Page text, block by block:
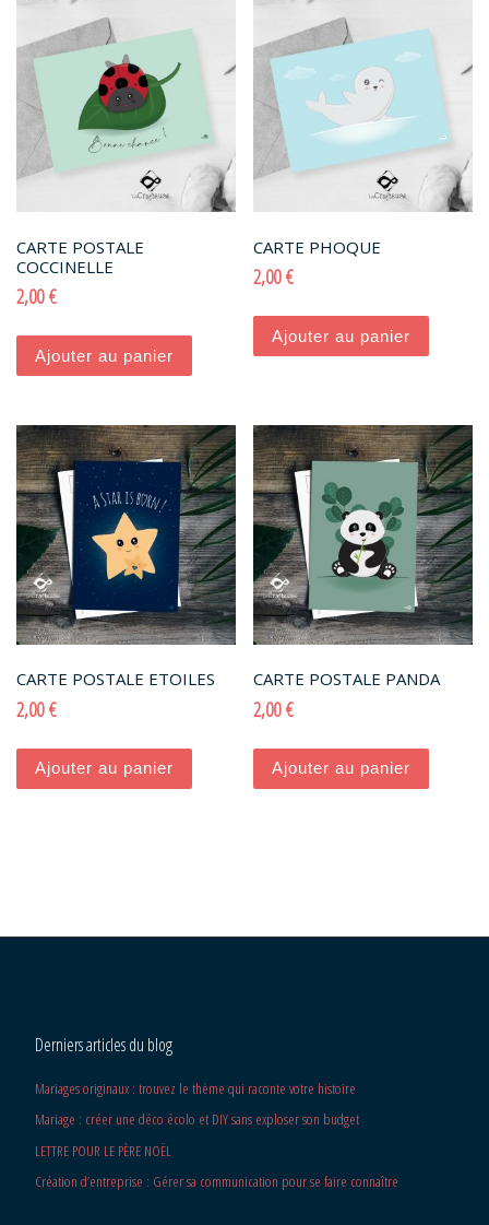
CARTE POSTALE
COCCINELLE
2,00€
Ajouter au panier
CARTE PHOQUE
2,00€
Ajouter au panier
CARTE POSTALE ETOILES
2,00€
Ajouter au panier
CARTE POSTALE PANDA
2,00€
Ajouter au panier
Derniers articles du blog
Mariages originaux : trouvez le thème qui raconte votre histoire
Mariage : créer une déco écolo et DIY sans exploser son budget
LETTRE POUR LE PÈRE NOËL
Création d’entreprise : Gérer sa communication pour se faire connaître